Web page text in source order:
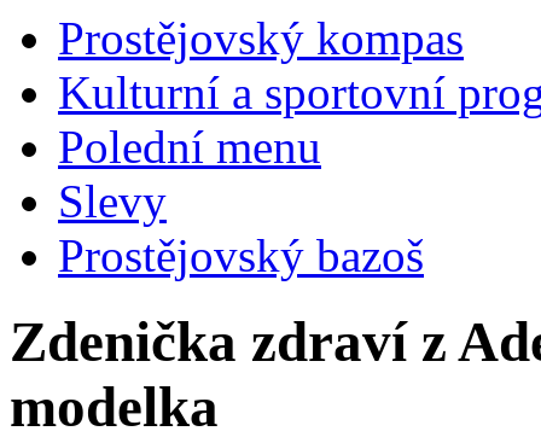
Prostějovský kompas
Kulturní a sportovní
Polední menu
Slevy
Prostějovský bazoš
Zdenička zdraví z
modelka